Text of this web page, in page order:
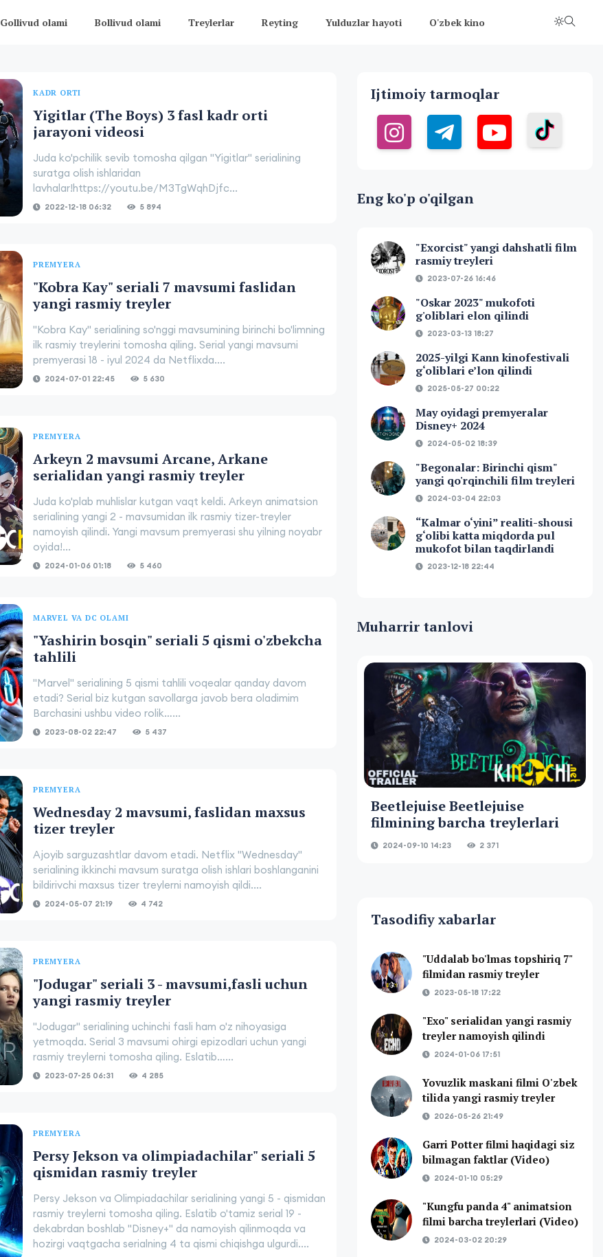
Gollivud olami Bollivud olami Treylerlar Reyting Yulduzlar hayoti O'zbek kino
KADR ORTI
Yigitlar (The Boys) 3 fasl kadr orti
jarayoni videosi
Juda ko'pchilik sevib tomosha qilgan "Yigitlar" serialining
suratga olish ishlaridan
lavhalar!https://youtu.be/M3TgWqhDjfc...
2022-12-18 06:32 5 894
PREMYERA
"Kobra Kay" seriali 7 mavsumi faslidan
yangi rasmiy treyler
"Kobra Kay" serialining so'nggi mavsumining birinchi bo'limning
ilk rasmiy treylerini tomosha qiling. Serial yangi mavsumi
premyerasi 18 - iyul 2024 da Netflixda....
2024-07-01 22:45 5 630
PREMYERA
Arkeyn 2 mavsumi Arcane, Arkane
serialidan yangi rasmiy treyler
Juda ko'plab muhlislar kutgan vaqt keldi. Arkeyn animatsion
serialining yangi 2 - mavsumidan ilk rasmiy tizer-treyler
namoyish qilindi. Yangi mavsum premyerasi shu yilning noyabr
oyida!...
2024-01-06 01:18 5 460
MARVEL VA DC OLAMI
"Yashirin bosqin" seriali 5 qismi o'zbekcha
tahlili
"Marvel" serialining 5 qismi tahlili voqealar qanday davom
etadi? Serial biz kutgan savollarga javob bera oladimim
Barchasini ushbu video rolik…...
2023-08-02 22:47 5 437
PREMYERA
Wednesday 2 mavsumi, faslidan maxsus
tizer treyler
Ajoyib sarguzashtlar davom etadi. Netflix "Wednesday"
serialining ikkinchi mavsum suratga olish ishlari boshlanganini
bildirivchi maxsus tizer treylerni namoyish qildi....
2024-05-07 21:19 4 742
PREMYERA
"Jodugar" seriali 3 - mavsumi,fasli uchun
yangi rasmiy treyler
"Jodugar" serialining uchinchi fasli ham o'z nihoyasiga
yetmoqda. Serial 3 mavsumi ohirgi epizodlari uchun yangi
rasmiy treylerni tomosha qiling. Eslatib…...
2023-07-25 06:31 4 285
PREMYERA
Persy Jekson va olimpiadachilar" seriali 5
qismidan rasmiy treyler
Persy Jekson va Olimpiadachilar serialining yangi 5 - qismidan
rasmiy treylerni tomosha qiling. Eslatib o'tamiz serial 19 -
dekabrdan boshlab "Disney+" da namoyish qilinmoqda va
hozirgi vaqtgacha serialning 4 ta qismi chiqishga ulgurdi....
Ijtimoiy tarmoqlar
Eng ko'p o'qilgan
"Exorcist" yangi dahshatli film
rasmiy treyleri
2023-07-26 16:46
"Oskar 2023" mukofoti
g'oliblari elon qilindi
2023-03-13 18:27
2025-yilgi Kann kinofestivali
g‘oliblari e’lon qilindi
2025-05-27 00:22
May oyidagi premyeralar
Disney+ 2024
2024-05-02 18:39
"Begonalar: Birinchi qism"
yangi qo'rqinchili film treyleri
2024-03-04 22:03
“Kalmar o‘yini” realiti-shousi
g‘olibi katta miqdorda pul
mukofot bilan taqdirlandi
2023-12-18 22:44
Muharrir tanlovi
Beetlejuise Beetlejuise
filmining barcha treylerlari
2024-09-10 14:23 2 371
Tasodifiy xabarlar
"Uddalab bo'lmas topshiriq 7"
filmidan rasmiy treyler
2023-05-18 17:22
"Exo" serialidan yangi rasmiy
treyler namoyish qilindi
2024-01-06 17:51
Yovuzlik maskani filmi O'zbek
tilida yangi rasmiy treyler
2026-05-26 21:49
Garri Potter filmi haqidagi siz
bilmagan faktlar (Video)
2024-01-10 05:29
"Kungfu panda 4" animatsion
filmi barcha treylerlari (Video)
2024-03-02 20:29